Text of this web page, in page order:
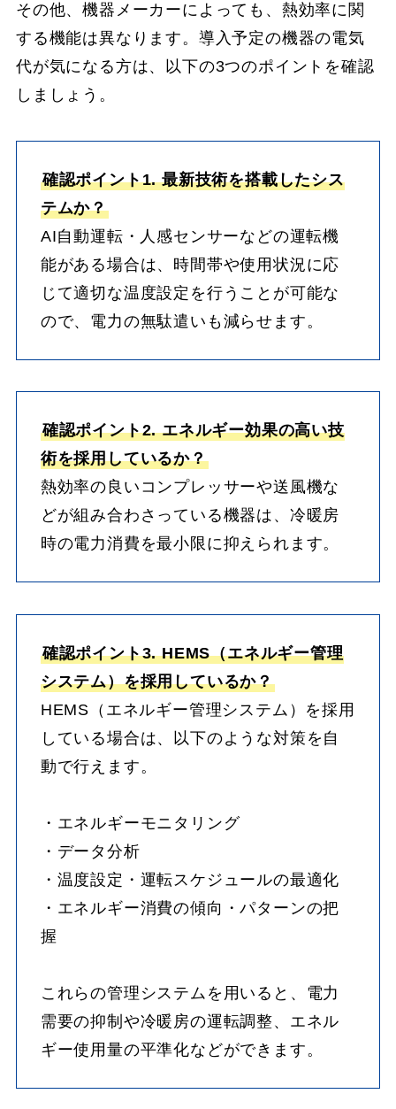
その他、機器メーカーによっても、熱効率に関
する機能は異なります。導入予定の機器の電気
代が気になる方は、以下の3つのポイントを確認
しましょう。
確認ポイント1. 最新技術を搭載したシス
テムか？
AI自動運転・人感センサーなどの運転機
能がある場合は、時間帯や使用状況に応
じて適切な温度設定を行うことが可能な
ので、電力の無駄遣いも減らせます。
確認ポイント2. エネルギー効果の高い技
術を採用しているか？
熱効率の良いコンプレッサーや送風機な
どが組み合わさっている機器は、冷暖房
時の電力消費を最小限に抑えられます。
確認ポイント3. HEMS（エネルギー管理
システム）を採用しているか？
HEMS（エネルギー管理システム）を採用
している場合は、以下のような対策を自
動で行えます。
・エネルギーモニタリング
・データ分析
・温度設定・運転スケジュールの最適化
・エネルギー消費の傾向・パターンの把
握
これらの管理システムを用いると、電力
需要の抑制や冷暖房の運転調整、エネル
ギー使用量の平準化などができます。